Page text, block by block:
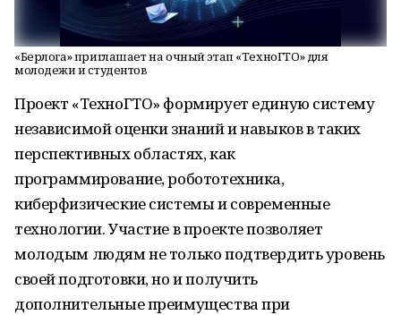
«Берлога» приглашает на очный этап «ТехноГТО» для
молодежи и студентов
Проект «ТехноГТО» формирует единую систему
независимой оценки знаний и навыков в таких
перспективных областях, как
программирование, робототехника,
киберфизические системы и современные
технологии. Участие в проекте позволяет
молодым людям не только подтвердить уровень
своей подготовки, но и получить
дополнительные преимущества при